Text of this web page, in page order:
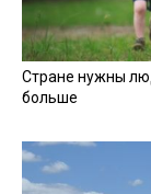
Стране нужны
больше